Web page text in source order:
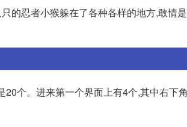
的忍者小猴躲在了各种各样的地方,敢情
个。进来第一个界面上有4个,其中右下